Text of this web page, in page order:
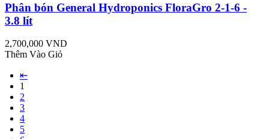
Phân bón General Hydroponics FloraGro 2-1-6 -
3.8 lít
2,700,000 VND
Thêm Vào Giỏ
⇤
1
2
3
4
5